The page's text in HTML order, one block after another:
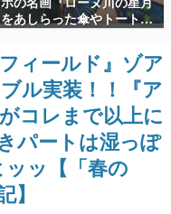
ファミ渾身の“殿堂入り”記
々に製作時のエピソードをお
ーム）とは何か？を探ってい
『赫本』は、〈試験問題〉
です。
あしらった傘やトートバ
どが登場。8月7日21時よ
間限定で予約販売
ィールド』ゾア
ル実装！！『ア
コレまで以上に
パートは湿っぽ
ッ【「春の
】